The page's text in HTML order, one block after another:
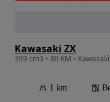
Kawasaki ZX
399 cm3 • 80 KM •
1 km